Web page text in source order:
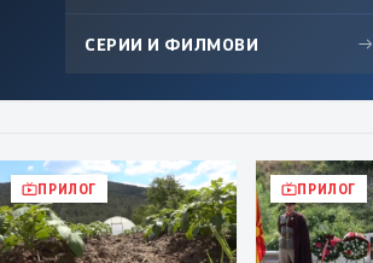
СЕРИИ И ФИЛМОВИ →
ПРИЛОГ ПРИЛОГ